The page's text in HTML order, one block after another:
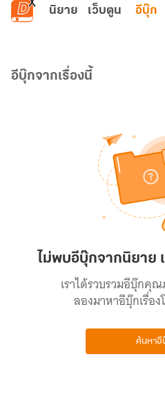
ข้ามไปยังเนื้อหาหลัก
นิยาย เว็บตูน อีบุ๊ก
อีบุ๊กจากเรื่องนี้
ไม่พบอีบุ๊กจากนิยาย
เราได้รวบรวมอีบุ๊กคุ
ลองมาหาอีบุ๊กเรื่อ
ค้นหาอี